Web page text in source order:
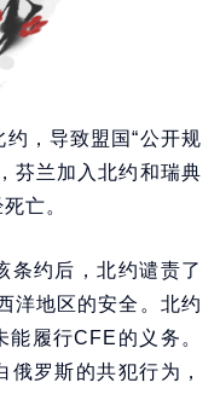
，导致盟国“公开规
芬兰加入北约和瑞典
亡。
条约后，北约谴责了
洋地区的安全。北约
履行CFE的义务。
罗斯的共犯行为，